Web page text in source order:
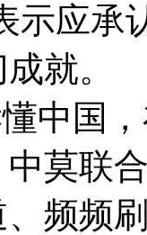
示应承
就。
中国
中莫联
频频